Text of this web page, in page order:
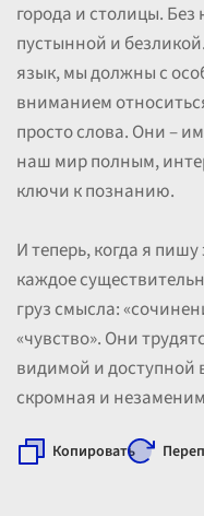
города и столицы.
пустынной и
язык, мы должны с
вниманием
просто слова. Они –
наш мир полным,
ключи к познанию.
И теперь, когда я
каждое
груз смысла:
«чувство». Они
видимой и доступной
скромная и
Копировать